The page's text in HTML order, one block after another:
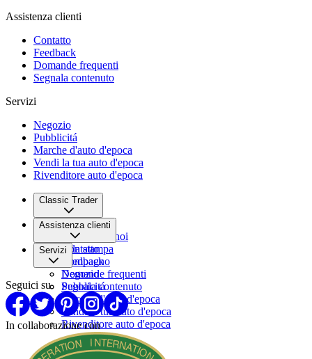
Assistenza clienti
Contatto
Feedback
Domande frequenti
Segnala contenuto
Servizi
Negozio
Pubblicitá
Marche d'auto d'epoca
Vendi la tua auto d'epoca
Rivenditore auto d'epoca
Classic Trader
Chi siamo
Lavora con noi
Sala stampa
Compagno
Assistenza clienti
Contatto
Feedback
Domande frequenti
Segnala contenuto
Servizi
Negozio
Pubblicitá
Marche d'auto d'epoca
Vendi la tua auto d'epoca
Rivenditore auto d'epoca
Seguici su
In collaborazione con